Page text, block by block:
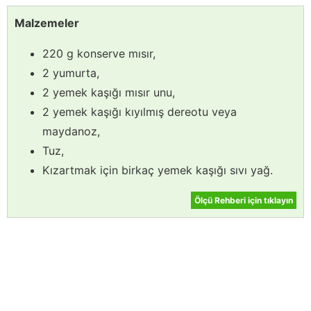
Malzemeler
220 g konserve mısır,
2 yumurta,
2 yemek kaşığı mısır unu,
2 yemek kaşığı kıyılmış dereotu veya
maydanoz,
Tuz,
Kızartmak için birkaç yemek kaşığı sıvı yağ.
Ölçü Rehberi için tıklayın